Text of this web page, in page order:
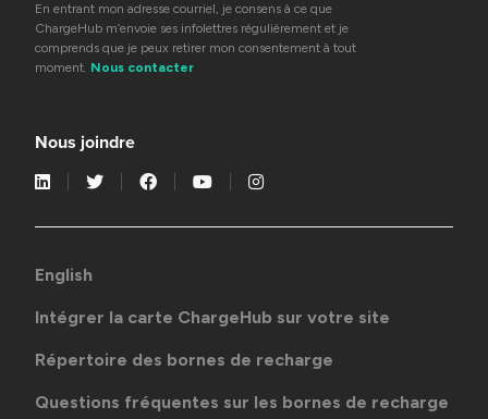
En entrant mon adresse courriel, je consens à ce que
ChargeHub m’envoie ses infolettres régulièrement et je
comprends que je peux retirer mon consentement à tout
moment. Nous contacter
Nous joindre
English
Intégrer la carte ChargeHub sur votre site
Répertoire des bornes de recharge
Questions fréquentes sur les bornes de recharge